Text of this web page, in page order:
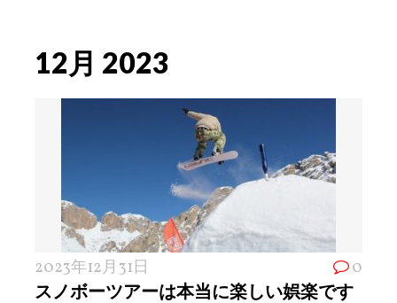
12月 2023
2023年12月31日 0
スノボーツアーは本当に楽しい娯楽です